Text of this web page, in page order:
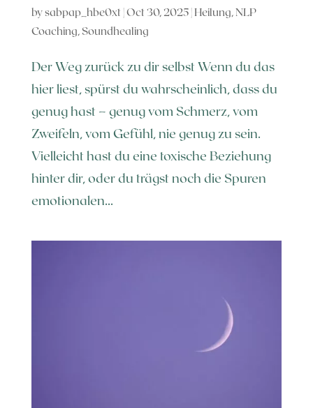
bysabpap_hbe0xt |Oct 30, 2025|Heilung NLP
Coaching Soundhealing
Der Weg zurück zu dir selbst Wenn du das
hier liest, spürst du wahrscheinlich, dass du
genug hast – genug vom Schmerz, vom
Zweifeln, vom Gefühl, nie genug zu sein.
Vielleicht hast du eine toxische Beziehung
hinter dir, oder du trägst noch die Spuren
emotionalen...